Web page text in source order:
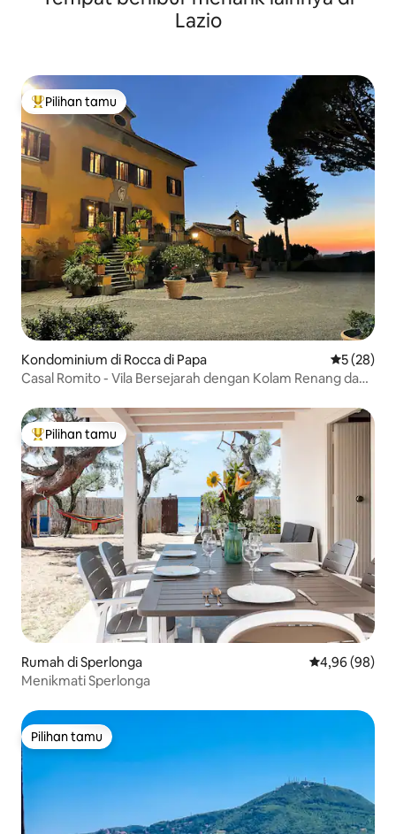
Lazio
Pilihan tamu terpopuler
Pilihan tamu
Kondominium di Rocca di Papa Nilai rata-
5 (28)
Casal Romito - Vila Bersejarah dengan Kolam Renang dan
Pilihan tamu terpopuler
Pilihan tamu
Rumah di Sperlonga Nilai rata-rata
4,96 (98)
Menikmati Sperlonga
Pilihan tamu
Pilihan tamu